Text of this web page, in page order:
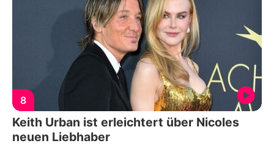
8
Keith Urban ist erleichtert über Nicoles
neuen Liebhaber